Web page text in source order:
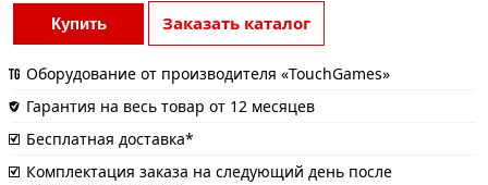
Купить Заказать каталог
Оборудование от производителя «TouchGames»
Гарантия на весь товар от 12 месяцев
Бесплатная доставка*
Комплектация заказа на следующий день после